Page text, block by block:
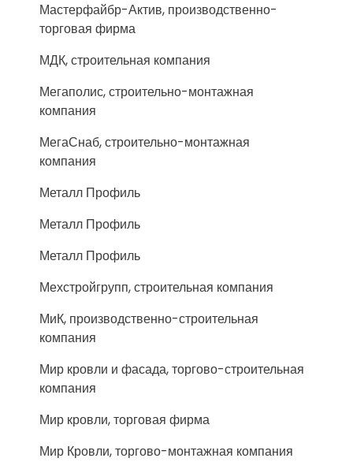
Мастерфайбр-Актив, производственно-
торговая фирма
МДК, строительная компания
Мегаполис, строительно-монтажная
компания
МегаСнаб, строительно-монтажная
компания
Металл Профиль
Металл Профиль
Металл Профиль
Мехстройгрупп, строительная компания
МиК, производственно-строительная
компания
Мир кровли и фасада, торгово-строительная
компания
Мир кровли, торговая фирма
Мир Кровли, торгово-монтажная компания